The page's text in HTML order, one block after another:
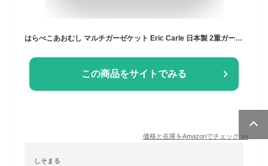
はらぺこあおむし マルチガーゼケット Eric Carle 日本製 2重ガーゼ おくるみ スワドル 授乳ケープ ひざ掛け 100×100cm (フルーツ)
この商品をサイトでみる
価格と在庫をAmazonでチェック >>
しそまる